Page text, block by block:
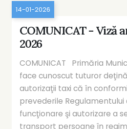
14-01-2026
COMUNICAT - Viză
2026
COMUNICAT Primăria
face cunoscut tuturor
autorizaţii taxi că în
prevederile Regulamentului
funcţionare şi autorizare a
transport persoane în regim